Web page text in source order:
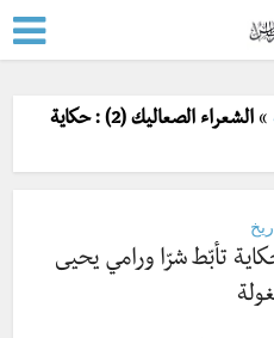
»
الشعراء الصعاليك (2) : حكاية
الصعاليك (2) : حكاية تأبّط شرّا ورامي يحيى